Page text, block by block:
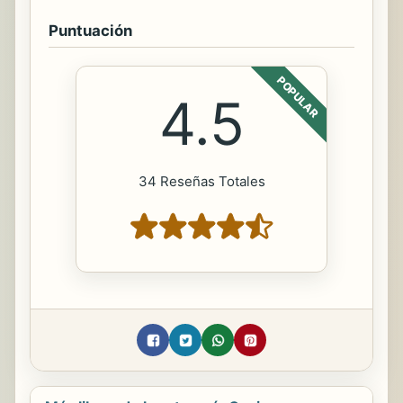
Puntuación
POPULAR
4.5
34 Reseñas Totales